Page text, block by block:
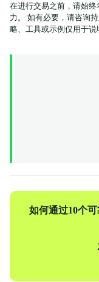
在进行交易之前，请始
力。 如有必要，请咨询
略、工具或示例仅用于说
上
如何通过10个